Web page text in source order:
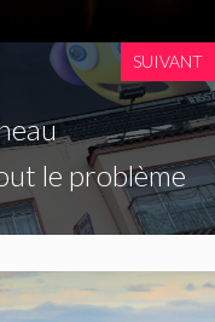
SUIVANT
le problème